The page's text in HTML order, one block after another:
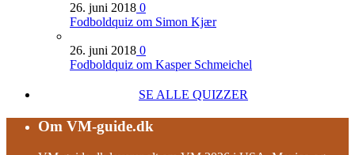
26. juni 2018 0
Fodboldquiz om Simon Kjær
26. juni 2018 0
Fodboldquiz om Kasper Schmeichel
SE ALLE QUIZZER
Om VM-guide.dk